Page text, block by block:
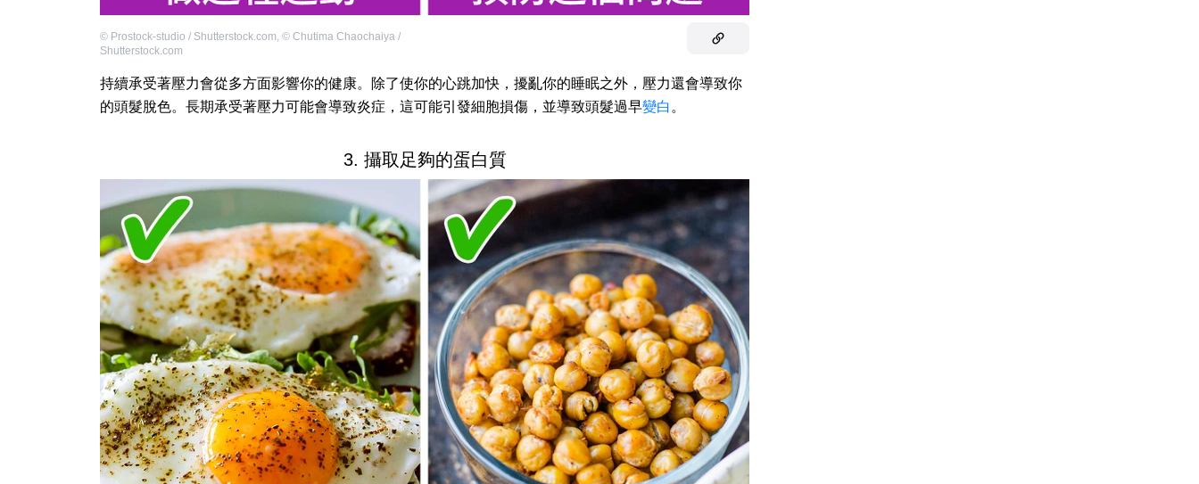
© Prostock-studio / Shutterstock.com, © Chutima Chaochaiya /
Shutterstock.com
持續承受著壓力會從多方面影響你的健康。除了使你的心跳加快，擾亂你的睡眠之外，壓力還會導致你
的頭髮脫色。長期承受著壓力可能會導致炎症，這可能引發細胞損傷，並導致頭髮過早變白 。
3. 攝取足夠的蛋白質